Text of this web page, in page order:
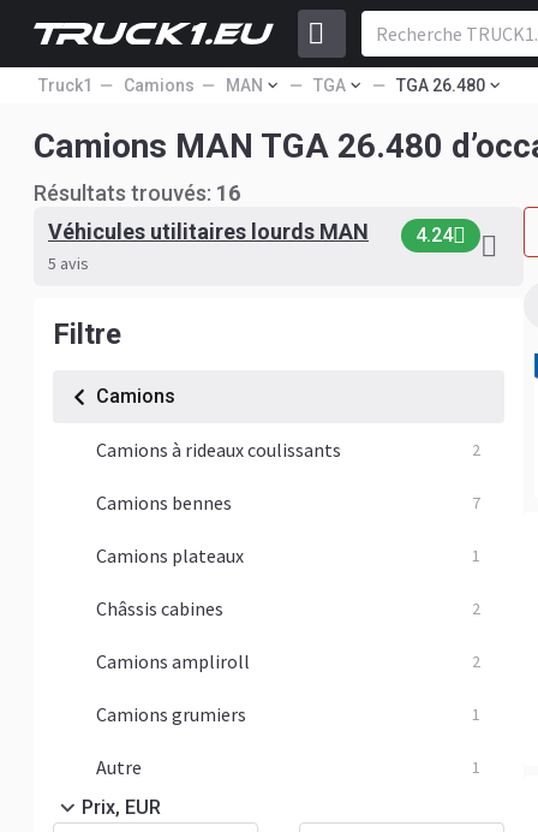
Truck1 Camions MAN TGA TGA 26.480
Camions MAN TGA 26.480
Résultats trouvés: 16
Véhicules utilitaires lourds MAN 4.24
5 avis
Filtre
Camions
Camions à rideaux coulissants 2
Camions bennes 7
Camions plateaux 1
Châssis cabines 2
Camions ampliroll 2
Camions grumiers 1
Autre 1
Prix, EUR